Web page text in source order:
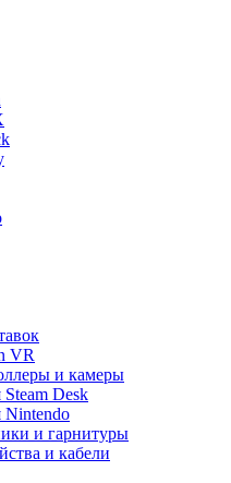
VR
и камеры
Desk
Nintendo
и гарнитуры
и кабели